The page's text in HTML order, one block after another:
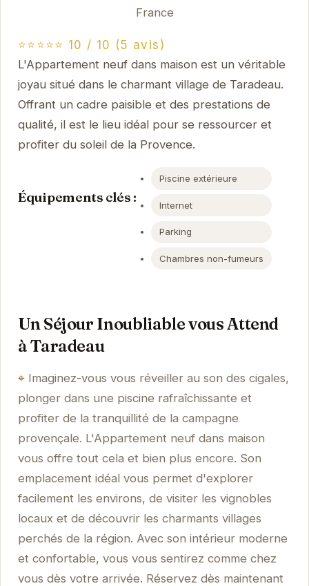
France
⭐⭐⭐⭐⭐ 10 / 10 (5 avis)
L'Appartement neuf dans maison est un véritable
joyau situé dans le charmant village de Taradeau.
Offrant un cadre paisible et des prestations de
qualité, il est le lieu idéal pour se ressourcer et
profiter du soleil de la Provence.
Équipements clés :
Piscine extérieure
Internet
Parking
Chambres non-fumeurs
Un Séjour Inoubliable vous Attend
à Taradeau
Imaginez-vous vous réveiller au son des cigales,
plonger dans une piscine rafraîchissante et
profiter de la tranquillité de la campagne
provençale. L'Appartement neuf dans maison
vous offre tout cela et bien plus encore. Son
emplacement idéal vous permet d'explorer
facilement les environs, de visiter les vignobles
locaux et de découvrir les charmants villages
perchés de la région. Avec son intérieur moderne
et confortable, vous vous sentirez comme chez
vous dès votre arrivée. Réservez dès maintenant